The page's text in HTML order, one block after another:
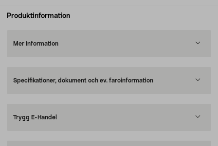
Produktinformation
Mer information
Specifikationer, dokument och ev. faroinformation
Trygg E-Handel